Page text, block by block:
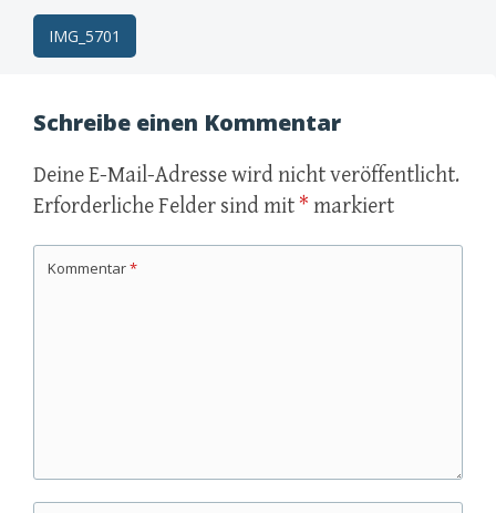
PostIMG_5701
Schreibe einen Kommentar
Deine E-Mail-Adresse wird nicht veröffentlicht.
Erforderliche Felder sind mit * markiert
Kommentar*